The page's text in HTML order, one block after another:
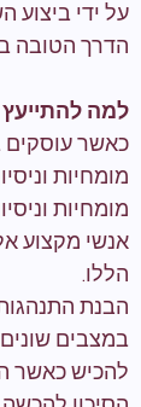
על ידי ביצוע
הדרך הטובה
למה להתייעץ
כאשר עוסקים
מומחיות
מומחיות
אנשי מקצוע
הללו.
הבנת
במצבים
להכיש כאשר